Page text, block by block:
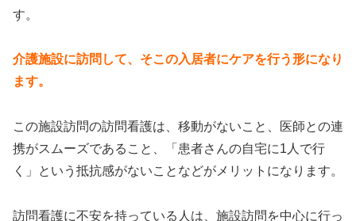
す。
介護施設に訪問して、そこの入居者にケアを行う形になり
ます。
この施設訪問の訪問看護は、移動がないこと、医師との連
携がスムーズであること、「患者さんの自宅に1人で行
く」という抵抗感がないことなどがメリットになります。
訪問看護に不安を持っている人は、施設訪問を中心に行っ